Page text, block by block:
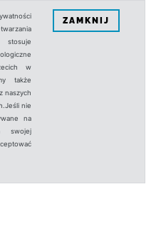
w
także
naszych
nie
na
swojej
ZAMKNIJ